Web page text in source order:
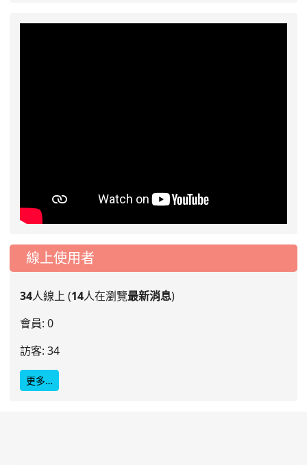
線上使用者
34人線上 (14人在瀏覽最新消息)
會員: 0
訪客: 34
更多…